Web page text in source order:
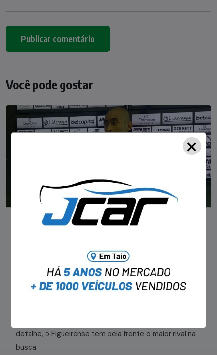
Você pode gostar
Maurício deixa retrospecto recente para trás e
quer Figueirense “ligado nos detalhes” contra o
detalhe, o Figueirense tem pela frente o maior rival na
busca
×